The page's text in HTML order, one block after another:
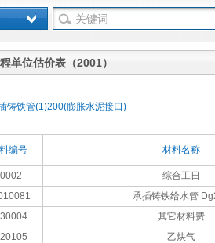
单位估价表（2001）
铸铁管(1)200(膨胀水泥接口)
编号 材料名称
综合工日
承插铸铁给水管
其它材料费
乙炔气